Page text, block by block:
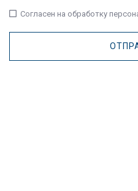
check_box_outline_blank Согласен на обработку